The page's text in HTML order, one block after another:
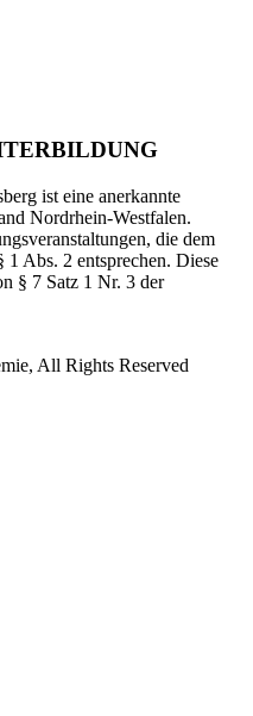
ist eine anerkannte
Nordrhein-Westfalen.
die dem
Abs. 2 entsprechen. Diese
§ 7 Satz 1 Nr. 3 der
All Rights Reserved